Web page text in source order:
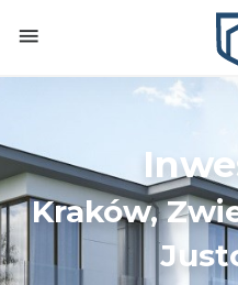
Kraków,